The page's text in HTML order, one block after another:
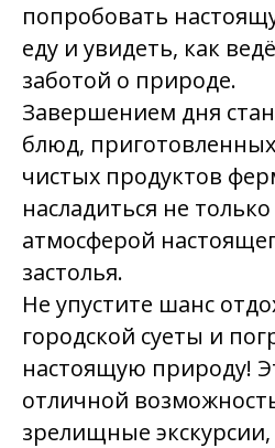
попробовать
еду и увидеть, как
заботой о природе.
Завершением дня
блюд,
чистых продуктов
насладиться не
атмосферой
застолья.
Не упустите шанс
городской суеты и
настоящую природу!
отличной
зрелищные